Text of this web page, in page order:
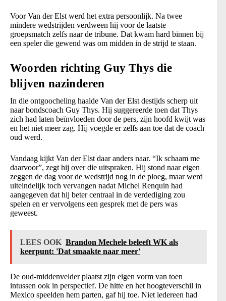
Voor Van der Elst werd het extra persoonlijk. Na twee
mindere wedstrijden verdween hij voor de laatste
groepsmatch zelfs naar de tribune. Dat kwam hard binnen bij
een speler die gewend was om midden in de strijd te staan.
Woorden richting Guy Thys die
blijven nazinderen
In die ontgoocheling haalde Van der Elst destijds scherp uit
naar bondscoach Guy Thys. Hij suggereerde toen dat Thys
zich had laten beïnvloeden door de pers, zijn hoofd kwijt was
en het niet meer zag. Hij voegde er zelfs aan toe dat de coach
oud werd.
Vandaag kijkt Van der Elst daar anders naar. “Ik schaam me
daarvoor”, zegt hij over die uitspraken. Hij stond naar eigen
zeggen de dag voor de wedstrijd nog in de ploeg, maar werd
uiteindelijk toch vervangen nadat Michel Renquin had
aangegeven dat hij beter centraal in de verdediging zou
spelen en er vervolgens een gesprek met de pers was
geweest.
LEES OOK Brandon Mechele beleeft WK als
keerpunt: 'Dat smaakte naar meer'
De oud-middenvelder plaatst zijn eigen vorm van toen
intussen ook in perspectief. De hitte en het hoogteverschil in
Mexico speelden hem parten, gaf hij toe. Niet iedereen had